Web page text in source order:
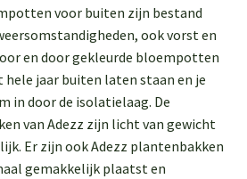
voor buiten zijn bestand
ook vorst en
en door gekleurde bloempotten
jaar buiten laten staan en je
in door de isolatielaag. De
van Adezz zijn licht van gewicht
Er zijn ook Adezz plantenbakken
gemakkelijk plaatst en